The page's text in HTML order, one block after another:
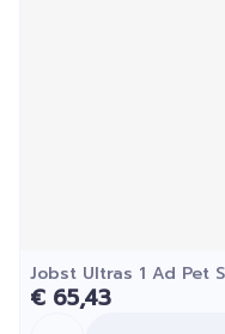
Jobst Ultras 1 Ad Pet
€ 65,43